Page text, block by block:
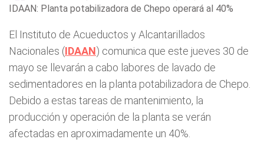
IDAAN: Planta potabilizadora de Chepo operará al 40%
El Instituto de Acueductos y Alcantarillados
Nacionales (IDAAN) comunica que este jueves 30 de
mayo se llevarán a cabo labores de lavado de
sedimentadores en la planta potabilizadora de Chepo.
Debido a estas tareas de mantenimiento, la
producción y operación de la planta se verán
afectadas en aproximadamente un 40%.